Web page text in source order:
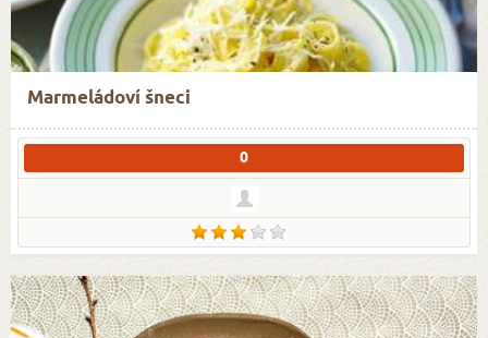
Marmeládoví šneci
0